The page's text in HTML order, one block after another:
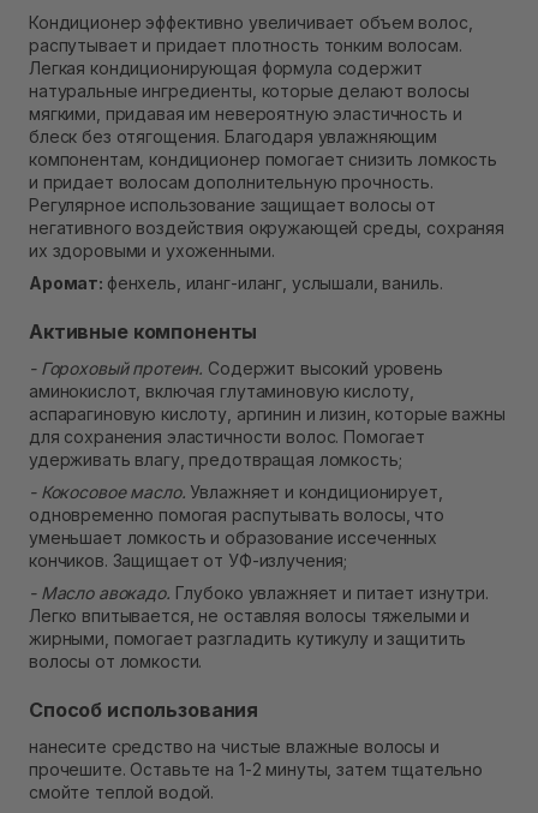
Самовывоз Ровно
В наличии
Самовывоз г. Ровно, ул. Кулика и Гудачека 23 (ТЦ
Экватор)
В наличии
Кондиционер эффективно увеличивает объем волос,
распутывает и придает плотность тонким волосам.
Легкая кондиционирующая формула содержит
натуральные ингредиенты, которые делают волосы
мягкими, придавая им невероятную эластичность и
блеск без отягощения. Благодаря увлажняющим
компонентам, кондиционер помогает снизить ломкость
и придает волосам дополнительную прочность.
Регулярное использование защищает волосы от
негативного воздействия окружающей среды, сохраняя
их здоровыми и ухоженными.
Аромат: фенхель, иланг-иланг, услышали, ваниль.
Активные компоненты
- Гороховый протеин. Содержит высокий уровень
аминокислот, включая глутаминовую кислоту,
аспарагиновую кислоту, аргинин и лизин, которые важны
для сохранения эластичности волос. Помогает
удерживать влагу, предотвращая ломкость;
- Кокосовое масло. Увлажняет и кондиционирует,
одновременно помогая распутывать волосы, что
уменьшает ломкость и образование иссеченных
кончиков. Защищает от УФ-излучения;
- Масло авокадо. Глубоко увлажняет и питает изнутри.
Легко впитывается, не оставляя волосы тяжелыми и
жирными, помогает разгладить кутикулу и защитить
волосы от ломкости.
Способ использования
нанесите средство на чистые влажные волосы и
прочешите. Оставьте на 1-2 минуты, затем тщательно
смойте теплой водой.